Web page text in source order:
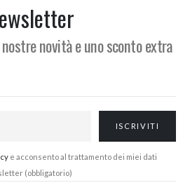
novità e uno sconto extra
e acconsento al trattamento dei miei dati
(obbligatorio)